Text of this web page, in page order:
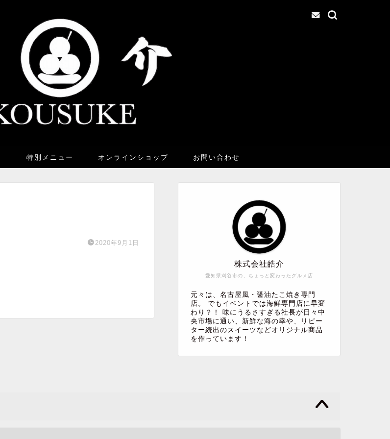
特別メニュー オンラインショップ お問い合わせ
2020年9月1日
愛知県刈谷市の、ちょっと変わったグルメ店
株式会社皓介
元々は、名古屋風・醤油たこ焼き専門
店。 でもイベントでは海鮮専門店に早変
わり？！ 味にうるさすぎる社長が日々中
央市場に通い、新鮮な海の幸や、リピー
ター続出のスイーツなどオリジナル商品
を作っています！